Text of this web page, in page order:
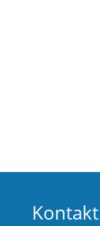
Kontakt